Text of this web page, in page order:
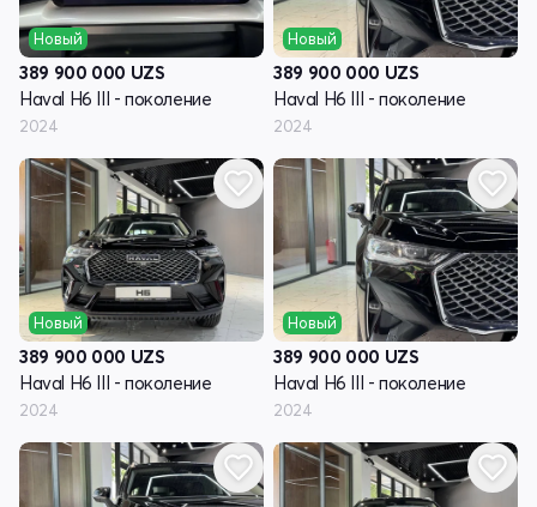
Новый
389 900 000 UZS
Haval H6 III - поколение
2024
Новый
389 900 000 UZS
Haval H6 III - поколение
2024
Новый
389 900 000 UZS
Haval H6 III - поколение
2024
Новый
389 900 000 UZS
Haval H6 III - поколение
2024